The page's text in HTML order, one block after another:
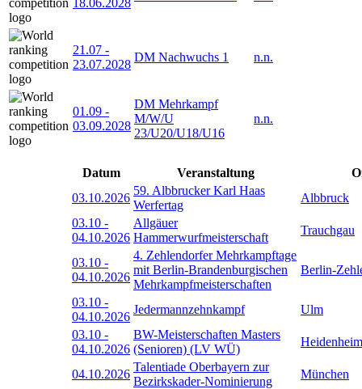
21.07 -
23.07.2028
DM Nachwuchs 1 n.n.
01.09 -
03.09.2028
DM Mehrkampf
M/W/U
23/U20/U18/U16
n.n.
Datum Veranstaltung
03.10.2026
59. Albbrucker Karl Haas
Werfertag
Albbruck
03.10 -
04.10.2026
Allgäuer
Hammerwurfmeisterschaft
Trauchgau
03.10 -
04.10.2026
4. Zehlendorfer Mehrkampftage
mit Berlin-Brandenburgischen
Mehrkampfmeisterschaften
Berlin-
03.10 -
04.10.2026
Jedermannzehnkampf
Ulm
03.10 -
04.10.2026
BW-Meisterschaften Masters
(Senioren) (LV WÜ)
Heidenheim
04.10.2026
Talentiade Oberbayern zur
Bezirkskader-Nominierung
München